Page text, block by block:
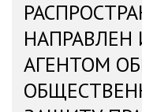
АГЕНТОМ